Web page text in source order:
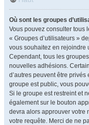
Où sont les groupes
Vous pouvez consulter tous
« Groupes d’utilisateurs »
vous souhaitez en rejoindre
Cependant, tous les
nouvelles adhésions.
d’autres peuvent être privés
groupe est public, vous
Si le groupe est restreint et
également sur le bouton
devra alors approuver votre
votre requête. Merci de ne